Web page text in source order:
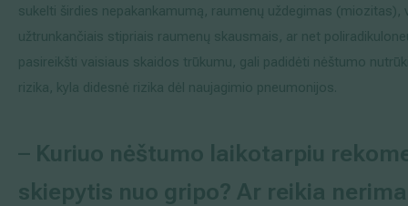
sukelti širdies nepakankamumą, raumenų uždegimas (miozitas),
užtrunkančiais stipriais raumenų skausmais, ar net
pasireikšti vaisiaus skaidos trūkumu, gali padidėti nėštumo
rizika, kyla didesnė rizika dėl naujagimio pneumonijos.
– Kuriuo nėštumo laikotarpiu
skiepytis nuo gripo? Ar reikia